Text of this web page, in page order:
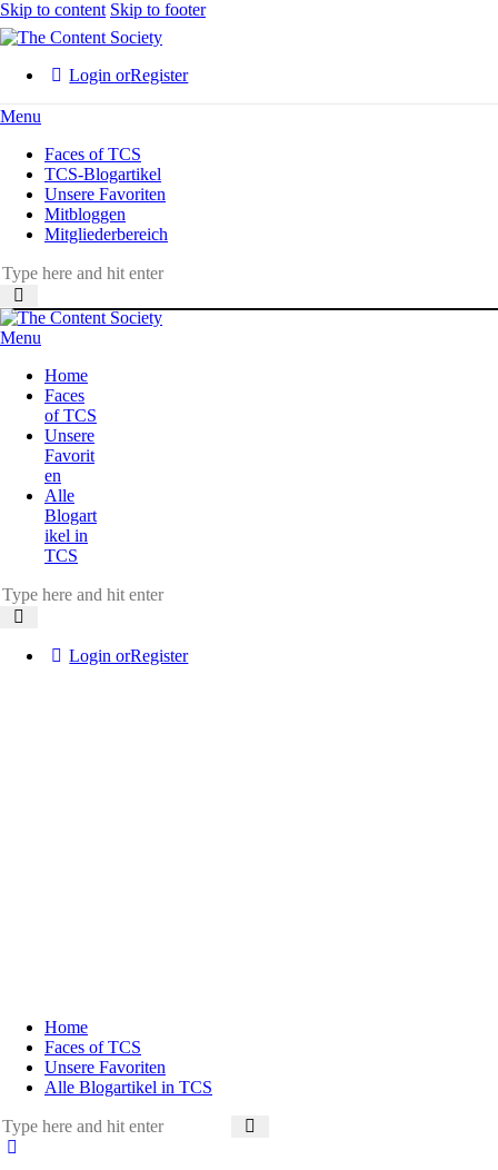
Skip to content Skip to footer
Login orRegister
Menu
Faces of TCS
TCS-Blogartikel
Unsere Favoriten
Mitbloggen
Mitgliederbereich
Menu
Home
Faces
of TCS
Unsere
Favorit
en
Alle
Blogart
ikel in
TCS
Login orRegister
Home
Faces of TCS
Unsere Favoriten
Alle Blogartikel in TCS